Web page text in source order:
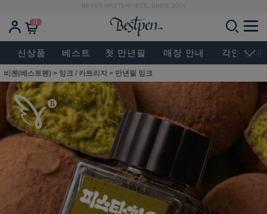
BESEN MASTERPIECE, SINCE 2004
0
신상품 베스트 첫 만년필 매장 안내 각인 안내
비젠(베스트펜) > 잉크 / 카트리지 > 만년필 잉크